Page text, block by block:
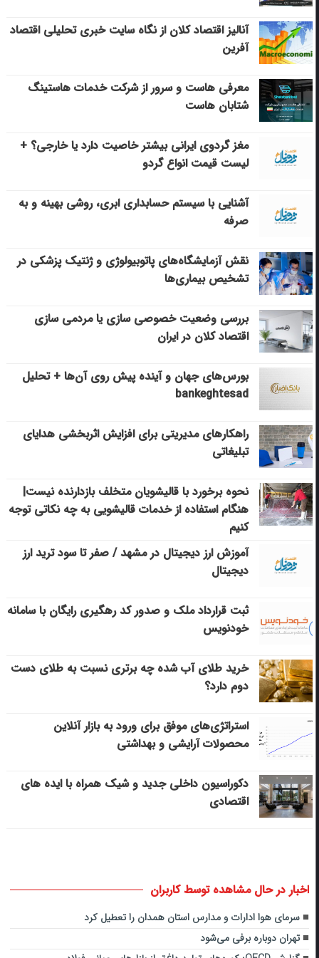
آنالیز اقتصاد کلان از نگاه سایت خبری تحلیلی اقتصاد
آفرین
معرفی هاست و سرور از شرکت خدمات هاستینگ
شتابان هاست
مغز گردوی ایرانی بیشتر خاصیت دارد یا خارجی؟ +
لیست قیمت انواع گردو
آشنایی با سیستم حسابداری ابری، روشی بهینه و به
صرفه
نقش آزمایشگاه‌های پاتوبیولوژی و ژنتیک پزشکی در
تشخیص بیماری‌ها
بررسی وضعیت خصوصی سازی یا مردمی سازی
اقتصاد کلان در ایران
بورس‌های جهان و آینده پیش روی آن‌ها + تحلیل
bankeghtesad
راهکارهای مدیریتی برای افزایش اثربخشی هدایای
تبلیغاتی
نحوه برخورد با قالیشویان متخلف بازدارنده نیست|
هنگام استفاده از خدمات قالیشویی به چه نکاتی توجه
کنیم
آموزش ارز دیجیتال در مشهد / صفر تا سود ترید ارز
دیجیتال
ثبت قرارداد ملک و صدور کد رهگیری رایگان با سامانه
خودنویس
خرید طلای آب شده چه برتری نسبت به طلای دست
دوم دارد؟
استراتژی‌های موفق برای ورود به بازار آنلاین
محصولات آرایشی و بهداشتی
دکوراسیون داخلی جدید و شیک همراه با ایده های
اقتصادی
اخبار در حال مشاهده توسط کاربران
سرمای هوا ادارات و مدارس استان همدان را تعطیل کرد
تهران دوباره برفی می‌شود